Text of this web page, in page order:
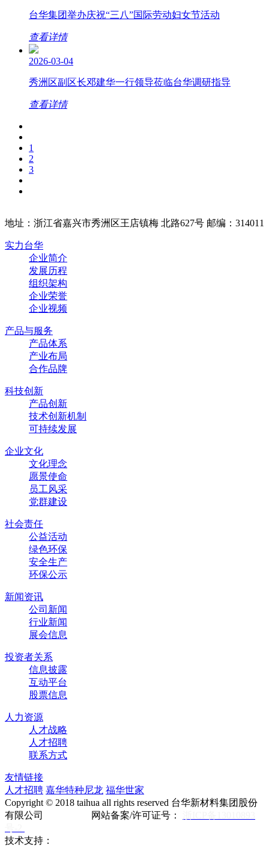
台华集团举办庆祝“三八”国际劳动妇女节活动
查看详情
2026-03-04
秀洲区副区长邓建华一行领导莅临台华调研指导
查看详情
1
2
3
地址：浙江省嘉兴市秀洲区王店镇梅 北路627号 邮编：314011
实力台华
企业简介
发展历程
组织架构
企业荣誉
企业视频
产品与服务
产品体系
产业布局
合作品牌
科技创新
产品创新
技术创新机制
可持续发展
企业文化
文化理念
愿景使命
员工风采
党群建设
社会责任
公益活动
绿色环保
安全生产
环保公示
新闻资讯
公司新闻
行业新闻
展会信息
投资者关系
信息披露
互动平台
股票信息
人力资源
人才战略
人才招聘
联系方式
友情链接
人才招聘 嘉华特种尼龙 福华世家
Copyright © 2018 taihua all rights reserved 台华新材料集团股份
有限公司 网站备案/许可证号：
技术支持：